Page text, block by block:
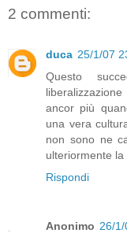
2 commenti:
duca 25/1/07
Questo
ancor più
una vera
non sono ne
ulteriormente la
Rispondi
Anonimo 26/